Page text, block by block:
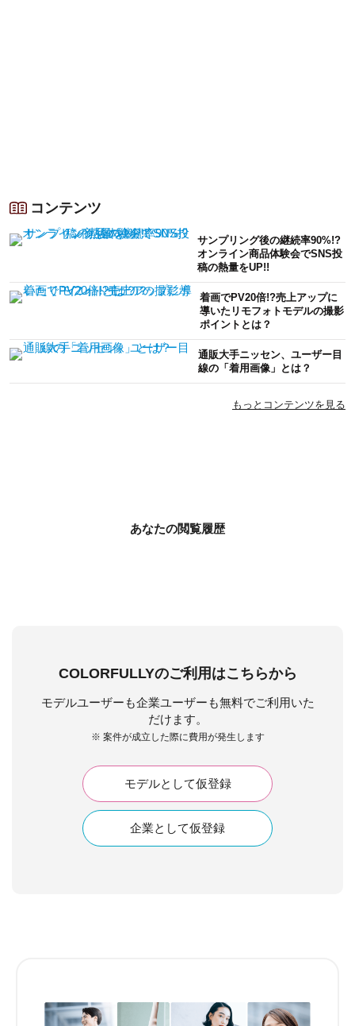
コンテンツ
サンプリング後の継続率90%!?
オンライン商品体験会でSNS投
稿の熱量をUP!!
着画でPV20倍!?売上アップに
導いたリモフォトモデルの撮影
ポイントとは？
通販大手ニッセン、ユーザー目
線の「着用画像」とは？
もっとコンテンツを見る
あなたの閲覧履歴
COLORFULLYのご利用はこちらから
モデルユーザーも企業ユーザーも無料でご利用いた
だけます。
※ 案件が成立した際に費用が発生します
モデルとして仮登録
企業として仮登録